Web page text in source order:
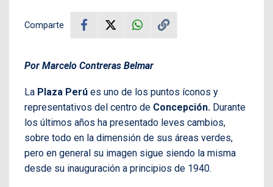
Comparte
Por Marcelo Contreras Belmar
La Plaza Perú es uno de los puntos íconos y
representativos del centro de Concepción. Durante
los últimos años ha presentado leves cambios,
sobre todo en la dimensión de sus áreas verdes,
pero en general su imagen sigue siendo la misma
desde su inauguración a principios de 1940.